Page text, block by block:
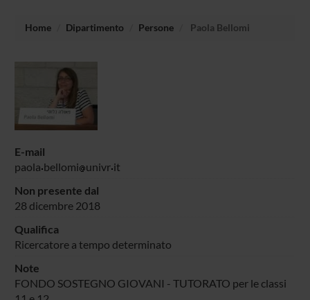
Home Dipartimento Persone Paola Bellomi
E-mail
paola bellomi univr it
Non presente dal
28 dicembre 2018
Qualifica
Ricercatore a tempo determinato
Note
FONDO SOSTEGNO GIOVANI - TUTORATO per le classi